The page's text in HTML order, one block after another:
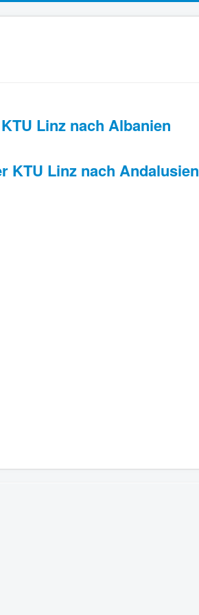
Linz nach Albanien
KTU Linz nach Andalusien